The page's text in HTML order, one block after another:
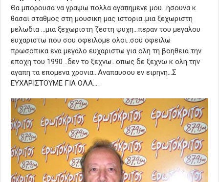
Θα μπορουσα να γραψω πολλα αγαπημενε μου…ησουνα κ
θασαι σταθμος στη μουσικη μας ιστορια..μια ξεχωριστη
μελωδια …μια ξεχωριστη ζεστη ψυχη…περαν του μεγαλου
ευχαριστω που σου οφειλομε ολοι..σου οφειλω
πρωσοπικα ενα μεγαλο ευχαριστω για ολη τη βοηθεια την
εποχη του 1990 ..δεν το ξεχνω…οπως δε ξεχνω κ ολη την
αγαπη τα επομενα χρονια…Αναπαυσου εν ειρηνη…Σ
ΕΥΧΑΡΙΣΤΟΥΜΕ ΓΙΑ ΟΛΑ….